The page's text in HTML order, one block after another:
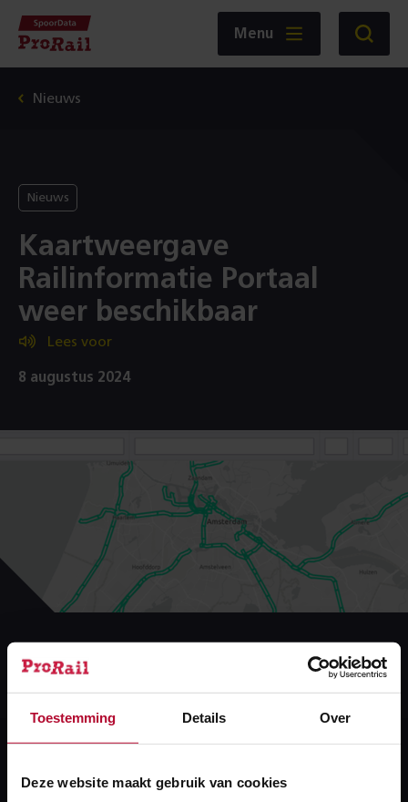
Toestemming Details Over
Deze website maakt gebruik van cookies
Navigatie
Homepage
ProRail
Menu Zoeken
Nieuws
Kaartweergave
Railinformatie Portaal
weer beschikbaar
Nieuws
Lees voor
8 augustus 2024
De kaartweergave in het Railinformatie Portaal voor
Bekijk voor meer informatie dereleasenotes.